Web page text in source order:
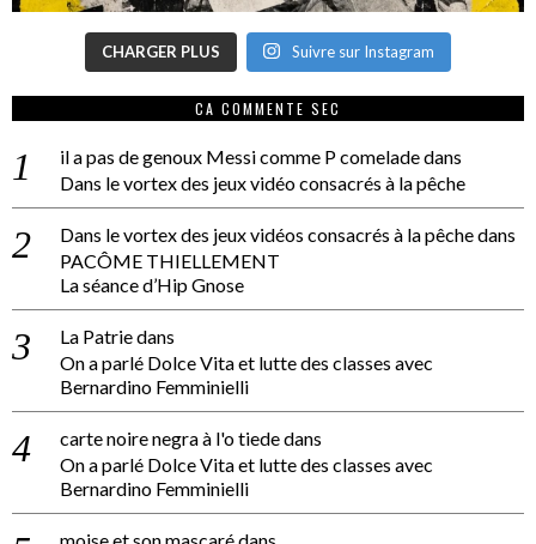
CHARGER PLUS Suivre sur Instagram
CA COMMENTE SEC
il a pas de genoux Messi comme P comeladedans
Dans le vortex des jeux vidéo consacrés à la pêche
Dans le vortex des jeux vidéos consacrés à la pêchedans
PACÔME THIELLEMENT
La séance d’Hip Gnose
La Patriedans
On a parlé Dolce Vita et lutte des classes avec
Bernardino Femminielli
carte noire negra à l'o tiededans
On a parlé Dolce Vita et lutte des classes avec
Bernardino Femminielli
moise et son mascarédans